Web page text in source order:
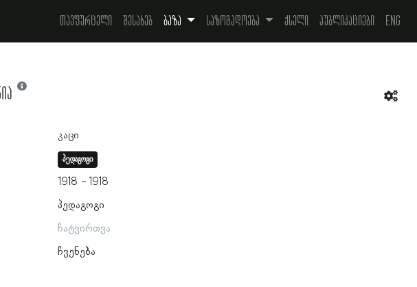
თავფურცელი შესახებ ბაზა საზოგადოება ქსელი პუბლიკაციები Eng
კაცი
პედაგოგი
1918
1918
პედაგოგი
ჩატვირთვა
ჩვენება